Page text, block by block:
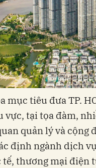
mục tiêu đưa TP.
vực, tại tọa đàm,
quản lý và cộng
định ngành dịch
tế, thương mại điện